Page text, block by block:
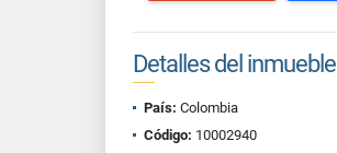
Detalles del inmueble
País: Colombia
Código: 10002940